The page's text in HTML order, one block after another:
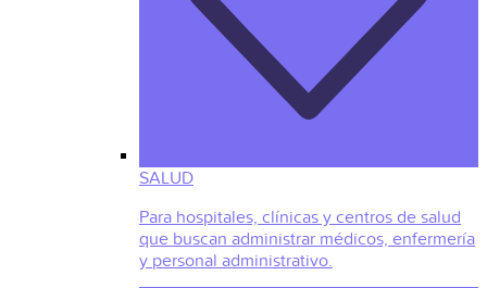
SALUD
Para hospitales, clínicas y centros de salud
que buscan administrar médicos, enfermería
y personal administrativo.